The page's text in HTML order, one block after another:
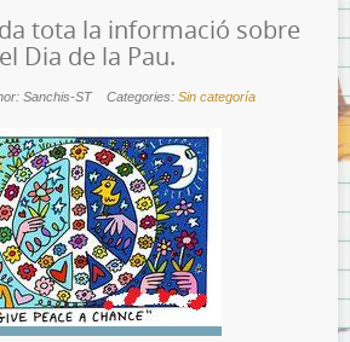
tota la informació sobre
Dia de la Pau.
Sanchis-ST Categories: Sin categoría